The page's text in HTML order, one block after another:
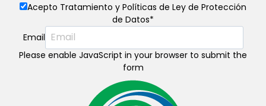
Acepto Tratamiento y Políticas de Ley de Protección
de Datos*
Email
Please enable JavaScript in your browser to submit the
form